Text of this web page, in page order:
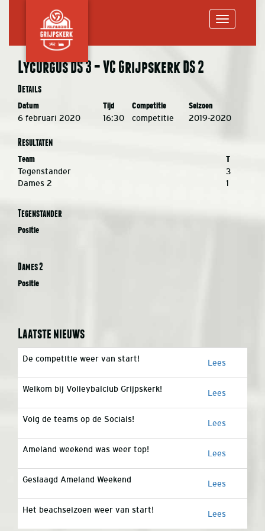
Lycurgus DS 3 – VC Grijpskerk DS 2
Details
Datum Tijd Competitie Seizoen
6 februari 2020 16:30 competitie 2019-2020
Resultaten
Team T
Tegenstander
3
Dames 2
1
Tegenstander
Positie
Dames 2
Positie
Laatste nieuws
De competitie weer van start! Lees
Welkom bij Volleybalclub Grijpskerk! Lees
Volg de teams op de Socials! Lees
Ameland weekend was weer top! Lees
Geslaagd Ameland Weekend Lees
Het beachseizoen weer van start! Lees